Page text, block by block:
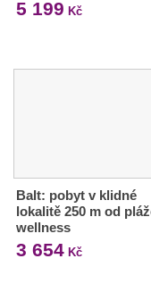
5 199 Kč
Balt: pobyt v klidné
lokalitě 250 m od
wellness
3 654 Kč